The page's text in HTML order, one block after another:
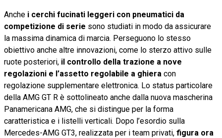
Anche i cerchi fucinati leggeri con pneumatici da
competizione di serie sono studiati in modo da assicurare
la massima dinamica di marcia. Perseguono lo stesso
obiettivo anche altre innovazioni, come lo sterzo attivo sulle
ruote posteriori, il controllo della trazione a nove
regolazioni e l’assetto regolabile a ghiera con
regolazione supplementare elettronica. Lo status particolare
della AMG GT R è sottolineato anche dalla nuova mascherina
Panamericana AMG, che si distingue per la forma
caratteristica e i listelli verticali. Dopo l’esordio sulla
Mercedes-AMG GT3, realizzata per i team privati, figura ora